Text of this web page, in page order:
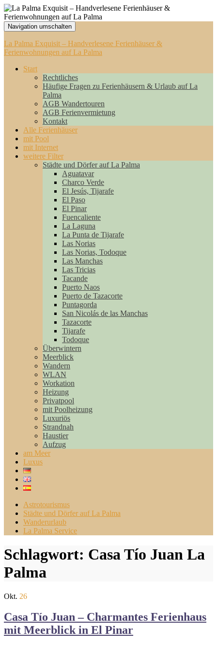
Navigation umschalten
La Palma Exquisit – Handverlesene Ferienhäuser &
Ferienwohnungen auf La Palma
Start
Rechtliches
Häufige Fragen zu Ferienhäusern & Urlaub auf La
Palma
AGB Wandertouren
AGB Ferienvermietung
Kontakt
Alle Ferienhäuser
mit Pool
mit Internet
weitere Filter
Städte und Dörfer auf La Palma
Aguatavar
Charco Verde
El Jesús, Tijarafe
El Paso
El Pinar
Fuencaliente
La Laguna
La Punta de Tijarafe
Las Norias
Las Norias, Todoque
Las Manchas
Las Tricias
Tacande
Puerto Naos
Puerto de Tazacorte
Puntagorda
San Nicolás de las Manchas
Tazacorte
Tijarafe
Todoque
Überwintern
Meerblick
Wandern
WLAN
Workation
Heizung
Privatpool
mit Poolheizung
Luxuriös
Strandnah
Haustier
Aufzug
am Meer
Luxus
Astrotourismus
Städte und Dörfer auf La Palma
Wanderurlaub
La Palma Service
Schlagwort: Casa Tío Juan La
Palma
Okt. 26
Casa Tío Juan – Charmantes Ferienhaus
mit Meerblick in El Pinar